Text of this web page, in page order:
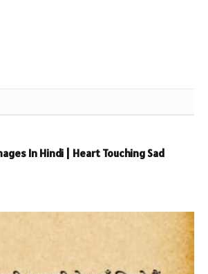
In Hindi | Heart Touching Sad